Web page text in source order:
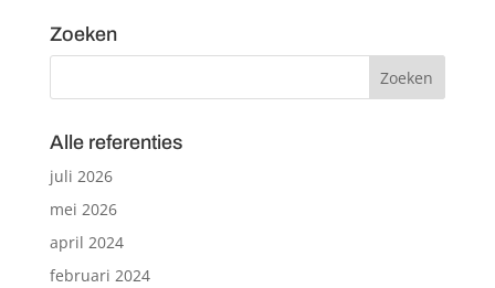
Zoeken
Alle referenties
juli 2026
mei 2026
april 2024
februari 2024